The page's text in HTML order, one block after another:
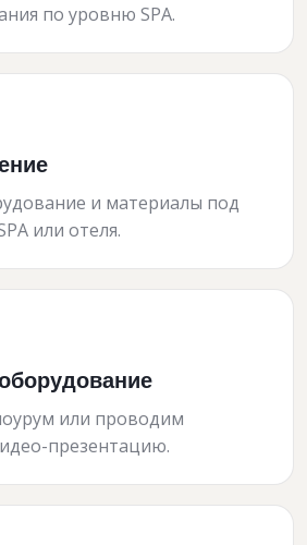
по уровню SPA.
и материалы под
или отеля.
или проводим
презентацию.